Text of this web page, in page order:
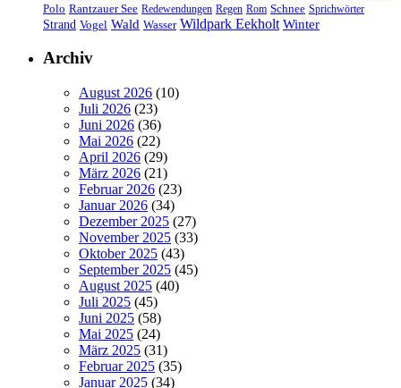
Polo Rantzauer See Redewendungen Regen Rom Schnee Sprichwörter
Strand Vogel Wald Wasser Wildpark Eekholt Winter
Archiv
August 2026 (10)
Juli 2026 (23)
Juni 2026 (36)
Mai 2026 (22)
April 2026 (29)
März 2026 (21)
Februar 2026 (23)
Januar 2026 (34)
Dezember 2025 (27)
November 2025 (33)
Oktober 2025 (43)
September 2025 (45)
August 2025 (40)
Juli 2025 (45)
Juni 2025 (58)
Mai 2025 (24)
März 2025 (31)
Februar 2025 (35)
Januar 2025 (34)